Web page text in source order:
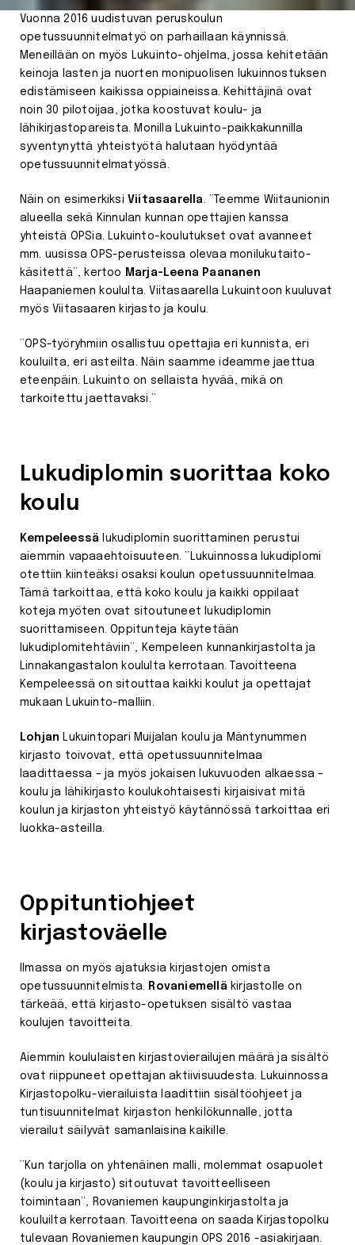
Vuonna 2016 uudistuvan peruskoulun
opetussuunnitelmatyö on parhaillaan käynnissä.
Meneillään on myös Lukuinto-ohjelma, jossa kehitetään
keinoja lasten ja nuorten monipuolisen lukuinnostuksen
edistämiseen kaikissa oppiaineissa. Kehittäjinä ovat
noin 30 pilotoijaa, jotka koostuvat koulu- ja
lähikirjastopareista. Monilla Lukuinto-paikkakunnilla
syventynyttä yhteistyötä halutaan hyödyntää
opetussuunnitelmatyössä.
Näin on esimerkiksi Viitasaarella. ”Teemme Wiitaunionin
alueella sekä Kinnulan kunnan opettajien kanssa
yhteistä OPSia. Lukuinto-koulutukset ovat avanneet
mm. uusissa OPS-perusteissa olevaa monilukutaito-
käsitettä”, kertoo
Marja-Leena Paananen
Haapaniemen koululta. Viitasaarella Lukuintoon kuuluvat
myös Viitasaaren kirjasto ja koulu.
”OPS-työryhmiin osallistuu opettajia eri kunnista, eri
kouluilta, eri asteilta. Näin saamme ideamme jaettua
eteenpäin. Lukuinto on sellaista hyvää, mikä on
tarkoitettu jaettavaksi.”
Lukudiplomin suorittaa koko
koulu
Kempeleessä lukudiplomin suorittaminen perustui
aiemmin vapaaehtoisuuteen. ”Lukuinnossa lukudiplomi
otettiin kiinteäksi osaksi koulun opetussuunnitelmaa.
Tämä tarkoittaa, että koko koulu ja kaikki oppilaat
koteja myöten ovat sitoutuneet lukudiplomin
suorittamiseen. Oppitunteja käytetään
lukudiplomitehtäviin”, Kempeleen kunnankirjastolta ja
Linnakangastalon koululta kerrotaan. Tavoitteena
Kempeleessä on sitouttaa kaikki koulut ja opettajat
mukaan Lukuinto-malliin.
Lohjan Lukuintopari Muijalan koulu ja Mäntynummen
kirjasto toivovat, että opetussuunnitelmaa
laadittaessa – ja myös jokaisen lukuvuoden alkaessa –
koulu ja lähikirjasto koulukohtaisesti kirjaisivat mitä
koulun ja kirjaston yhteistyö käytännössä tarkoittaa eri
luokka-asteilla.
Oppituntiohjeet
kirjastoväelle
Ilmassa on myös ajatuksia kirjastojen omista
opetussuunnitelmista. Rovaniemelläkirjastolle on
tärkeää, että kirjasto-opetuksen sisältö vastaa
koulujen tavoitteita.
Aiemmin koululaisten kirjastovierailujen määrä ja sisältö
ovat riippuneet opettajan aktiivisuudesta. Lukuinnossa
Kirjastopolku-vierailuista laadittiin sisältöohjeet ja
tuntisuunnitelmat kirjaston henkilökunnalle, jotta
vierailut säilyvät samanlaisina kaikille.
”Kun tarjolla on yhtenäinen malli, molemmat osapuolet
(koulu ja kirjasto) sitoutuvat tavoitteelliseen
toimintaan”, Rovaniemen kaupunginkirjastolta ja
kouluilta kerrotaan. Tavoitteena on saada Kirjastopolku
tulevaan Rovaniemen kaupungin OPS 2016 -asiakirjaan.